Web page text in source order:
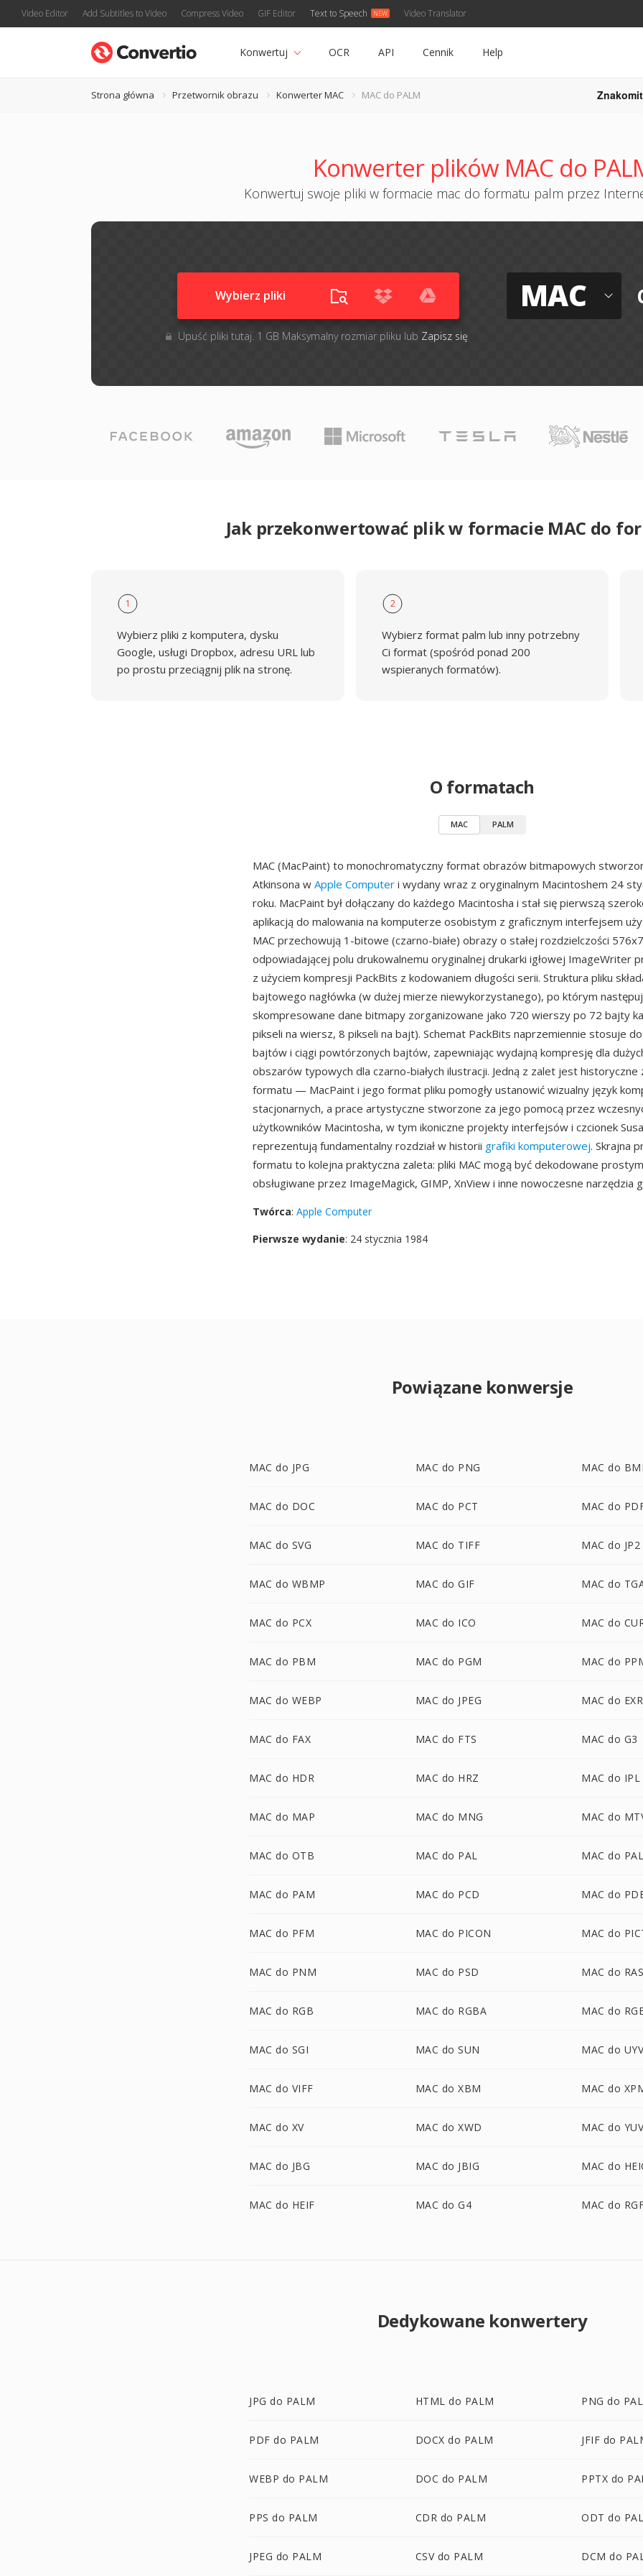
Video Editor Add Subtitles to Video Compress Video GIF Editor Text to Speech Video Translator
Konwertuj OCR API Cennik Help
Strona główna Przetwornik obrazu Konwerter MAC MAC do PALM
Konwerter plików MAC do
Konwertuj swoje pliki w formacie mac do formatu palm przez
Wybierz pliki
Upuść pliki tutaj. 1 GB Maksymalny rozmiar pliku lub Zapisz się
MAC
Jak przekonwertować plik w formacie MAC do
1
Wybierz pliki z komputera, dysku
Google, usługi Dropbox, adresu URL lub
po prostu przeciągnij plik na stronę.
2
Wybierz format palm lub inny potrzebny
Ci format (spośród ponad 200
wspieranych formatów).
O formatach
MAC PALM
MAC (MacPaint) to monochromatyczny format obrazów bitmapowych
Atkinsona w Apple Computer i wydany wraz z oryginalnym Macintoshem 24
roku. MacPaint był dołączany do każdego Macintosha i stał się pierwszą
aplikacją do malowania na komputerze osobistym z graficznym interfejsem
MAC przechowują 1-bitowe (czarno-białe) obrazy o stałej rozdzielczości
odpowiadającej polu drukowalnemu oryginalnej drukarki igłowej ImageWriter
z użyciem kompresji PackBits z kodowaniem długości serii. Struktura pliku
bajtowego nagłówka (w dużej mierze niewykorzystanego), po którym
skompresowane dane bitmapy zorganizowane jako 720 wierszy po 72 bajty
pikseli na wiersz, 8 pikseli na bajt). Schemat PackBits naprzemiennie stosuje
bajtów i ciągi powtórzonych bajtów, zapewniając wydajną kompresję dla
obszarów typowych dla czarno-białych ilustracji. Jedną z zalet jest historyczne
formatu — MacPaint i jego format pliku pomogły ustanowić wizualny język
stacjonarnych, a prace artystyczne stworzone za jego pomocą przez
użytkowników Macintosha, w tym ikoniczne projekty interfejsów i czcionek
reprezentują fundamentalny rozdział w historii grafiki komputerowej. Skrajna
formatu to kolejna praktyczna zaleta: pliki MAC mogą być dekodowane
obsługiwane przez ImageMagick, GIMP, XnView i inne nowoczesne narzędzia
Twórca: Apple Computer
Pierwsze wydanie: 24 stycznia 1984
Powiązane konwersje
MAC do JPG MAC do PNG MAC do
MAC do DOC MAC do PCT MAC do
MAC do SVG MAC do TIFF MAC do JP2
MAC do WBMP MAC do GIF MAC do
MAC do PCX MAC do ICO MAC do
MAC do PBM MAC do PGM MAC do
MAC do WEBP MAC do JPEG MAC do EXR
MAC do FAX MAC do FTS MAC do G3
MAC do HDR MAC do HRZ MAC do IPL
MAC do MAP MAC do MNG MAC do
MAC do OTB MAC do PAL MAC do
MAC do PAM MAC do PCD MAC do
MAC do PFM MAC do PICON MAC do
MAC do PNM MAC do PSD MAC do RAS
MAC do RGB MAC do RGBA MAC do
MAC do SGI MAC do SUN MAC do
MAC do VIFF MAC do XBM MAC do
MAC do XV MAC do XWD MAC do
MAC do JBG MAC do JBIG MAC do
MAC do HEIF MAC do G4 MAC do
Dedykowane konwertery
JPG do PALM HTML do PALM PNG do
PDF do PALM DOCX do PALM JFIF do
WEBP do PALM DOC do PALM PPTX do
PPS do PALM CDR do PALM ODT do
JPEG do PALM CSV do PALM DCM do